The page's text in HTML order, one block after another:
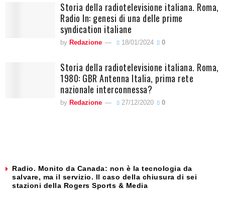
Storia della radiotelevisione italiana. Roma,
Radio In: genesi di una delle prime
syndication italiane
by Redazione 18/01/2024 0
Storia della radiotelevisione italiana. Roma,
1980: GBR Antenna Italia, prima rete
nazionale interconnessa?
by Redazione 27/12/2020 0
Radio. Monito da Canada: non è la tecnologia da
salvare, ma il servizio. Il caso della chiusura di sei
stazioni della Rogers Sports & Media